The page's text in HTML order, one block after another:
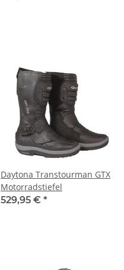
Daytona Transtourman GTX
Motorradstiefel
529,95 € *